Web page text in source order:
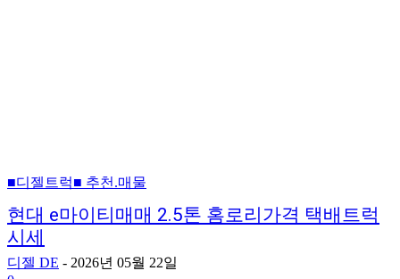
■디젤트럭■ 추천.매물
현대 e마이티매매 2.5톤 홈로리가격 택배트럭
시세
디젤 DE - 2026년 05월 22일